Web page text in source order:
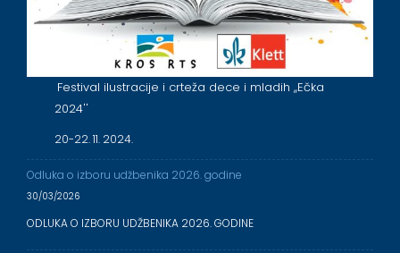
Festival ilustracije i crteža dece i mladih ,,Ečka
2024''
20-22. 11. 2024.
Odluka o izboru udžbenika 2026. godine
30/03/2026
ODLUKA O IZBORU UDŽBENIKA 2026. GODINE